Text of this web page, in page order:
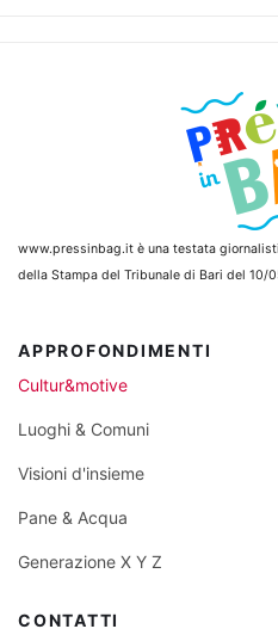
www.pressinbag.it è una testata
della Stampa del Tribunale di Bari del 10/
APPROFONDIMENTI
Cultur&motive
Luoghi & Comuni
Visioni d'insieme
Pane & Acqua
Generazione X Y Z
CONTATTI